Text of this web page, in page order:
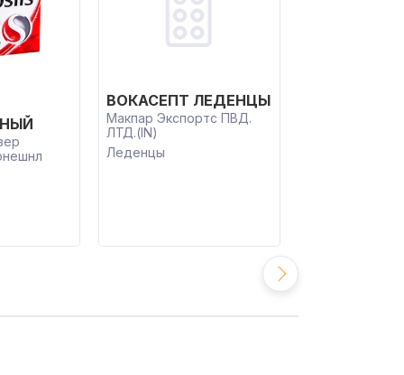
ВОКАСЕПТ ЛЕДЕНЦЫ
Макпар Экспортс ПВД.
ЛТД.(IN)
Леденцы